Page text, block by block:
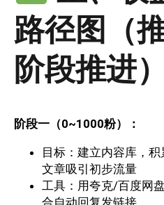
路径图（
阶段推进）
阶段一（0~1000粉）：
目标：建立内容库，
文章吸引初步流量
工具：用夸克/百度网
合自动回复发链接